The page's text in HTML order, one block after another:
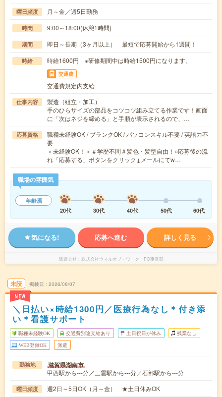
曜日頻度 月～金／週5日勤務
時間 9:00～18:00(休憩1時間)
期間 即日～長期（3ヶ月以上） 最短で応募開始から1週間！
時給 時給1600円 ※研修期間中は時給1500円になります。
交通費
交通費規定内支給
仕事内容
製造（組立・加工）
手のひらサイズの部品をコツコツ組み立てる作業です！画面
に「次はネジを締める」と手順が表示されるので、…
応募資格
職種未経験OK / ブランクOK / パソコンスキル不要 / 英語力不
要
＜未経験OK！＞＃学歴不問＃髪色・髪型自由！○応募後の流
れ「応募する」ボタンをクリック↓メールにてw…
職場の雰囲気
年齢層
20代
30代 40代 50代 60代
気になる! 応募へ進む 詳しく見る
派遣会社 株式会社ウィルオブ・ワーク FO事業部
未読
NEW
掲載日 2026/08/07
＼日払い×時給1300円／医療行為なし＊付き添
い＊看護サポート
職種未経験OK 交通費別途支給あり 土日祝日が休み 残業なし
WEB登録OK 派遣
勤務地 滋賀県湖南市
甲西駅から---分／三雲駅から---分／石部駅から---分
曜日頻度 週2日～5日OK（月～金） ★土日休みOK